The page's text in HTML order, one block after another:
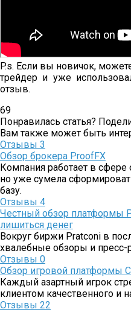
P.s. Если вы новичок,
трейдер и уже
отзыв.
69
Понравилась статья?
Вам также может быть
Отзывы 3
Обзор брокера ProofFX
Компания работает в сфере
но уже сумела
базу.
Отзывы 4
Честный обзор платформы
лишиться денег
Вокруг биржи Pratconi в
хвалебные обзоры и пресс-
Отзывы 0
Обзор игровой платформы
Каждый азартный игрок
клиентом качественного и
Отзывы 22